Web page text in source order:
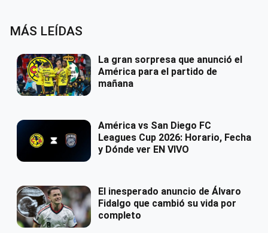
MÁS LEÍDAS
La gran sorpresa que anunció el
América para el partido de
mañana
América vs San Diego FC
Leagues Cup 2026: Horario, Fecha
y Dónde ver EN VIVO
El inesperado anuncio de Álvaro
Fidalgo que cambió su vida por
completo